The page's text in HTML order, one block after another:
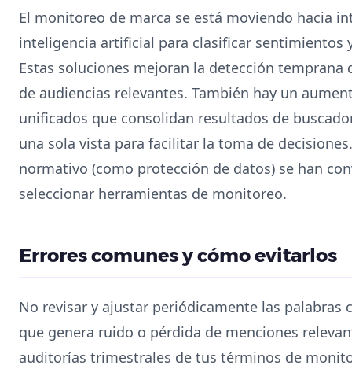
El monitoreo de marca se está moviendo hacia
inteligencia artificial para clasificar sentimientos
Estas soluciones mejoran la detección
de audiencias relevantes. También hay un
unificados que consolidan resultados de
una sola vista para facilitar la toma de
normativo (como protección de datos) se han
seleccionar herramientas de monitoreo.
Errores comunes y cómo evitarlos
No revisar y ajustar periódicamente las palabras
que genera ruido o pérdida de menciones
auditorías trimestrales de tus términos de